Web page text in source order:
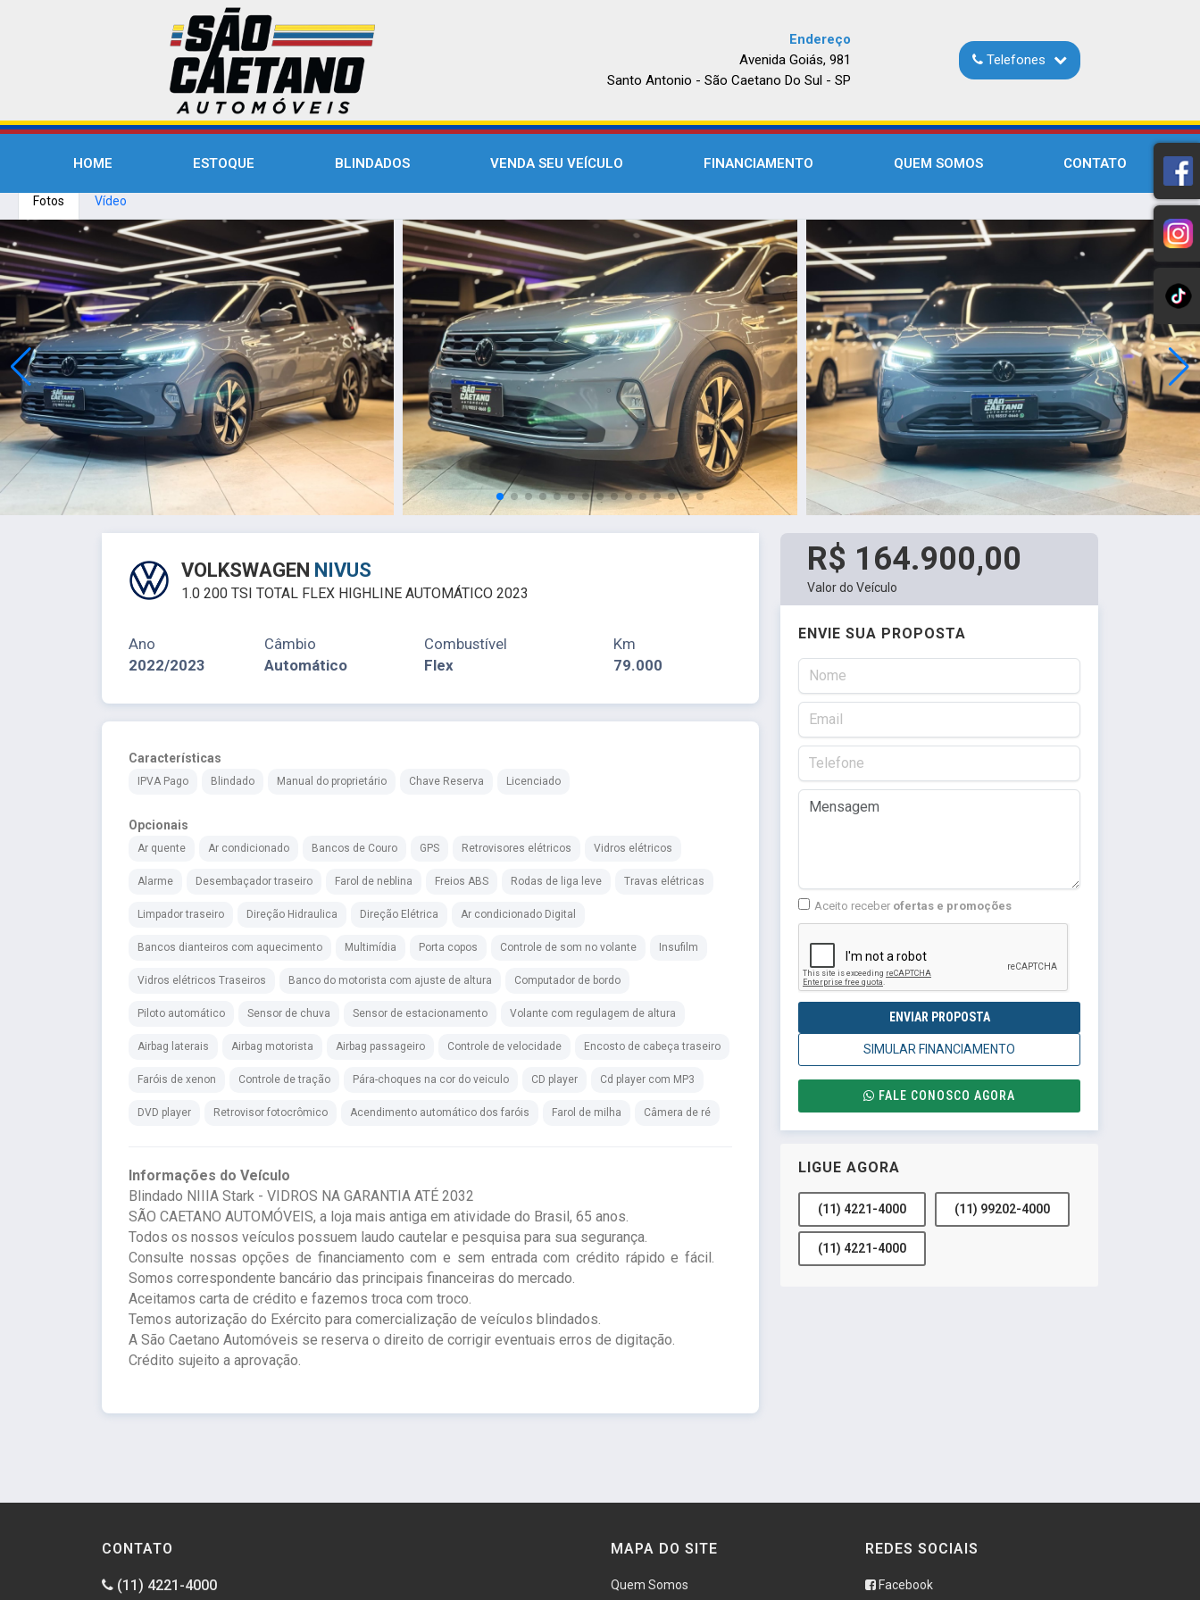
Endereço
Avenida Goiás, 981
Santo Antonio - São Caetano Do Sul - SP
Telefones
HOME ESTOQUE BLINDADOS VENDA SEU VEÍCULO FINANCIAMENTO QUEM SOMOS CONTATO
Fotos Vídeo
VOLKSWAGEN NIVUS
1.0 200 TSI TOTAL FLEX HIGHLINE AUTOMÁTICO 2023
Ano
2022/2023
Câmbio
Automático
Combustível
Flex
Km
79.000
Características
IPVA Pago Blindado Manual do proprietário Chave Reserva Licenciado
Opcionais
Ar quente Ar condicionado Bancos de Couro GPS Retrovisores elétricos Vidros elétricos
Alarme Desembaçador traseiro Farol de neblina Freios ABS Rodas de liga leve Travas elétricas
Limpador traseiro Direção Hidraulica Direção Elétrica Ar condicionado Digital
Bancos dianteiros com aquecimento Multimídia Porta copos Controle de som no volante Insufilm
Vidros elétricos Traseiros Banco do motorista com ajuste de altura Computador de bordo
Piloto automático Sensor de chuva Sensor de estacionamento Volante com regulagem de altura
Airbag laterais Airbag motorista Airbag passageiro Controle de velocidade Encosto de cabeça traseiro
Faróis de xenon Controle de tração Pára-choques na cor do veiculo CD player Cd player com MP3
DVD player Retrovisor fotocrômico Acendimento automático dos faróis Farol de milha Câmera de ré
Informações do Veículo
Blindado NIIIA Stark - VIDROS NA GARANTIA ATÉ 2032
SÃO CAETANO AUTOMÓVEIS, a loja mais antiga em atividade do Brasil, 65 anos.
Todos os nossos veículos possuem laudo cautelar e pesquisa para sua segurança.
Consulte nossas opções de financiamento com e sem entrada com crédito rápido e fácil.
Somos correspondente bancário das principais financeiras do mercado.
Aceitamos carta de crédito e fazemos troca com troco.
Temos autorização do Exército para comercialização de veículos blindados.
A São Caetano Automóveis se reserva o direito de corrigir eventuais erros de digitação.
Crédito sujeito a aprovação.
R$ 164.900,00
Valor do Veículo
ENVIE SUA PROPOSTA
Aceito receber ofertas e promoções
ENVIAR PROPOSTA
SIMULAR FINANCIAMENTO
FALE CONOSCO AGORA
LIGUE AGORA
(11) 4221-4000 (11) 99202-4000
(11) 4221-4000
CONTATO
(11) 4221-4000
MAPA DO SITE
Quem Somos
REDES SOCIAIS
Facebook